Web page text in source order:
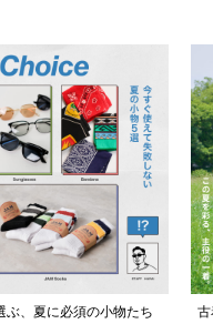
ぶ、夏に必須の小物たち